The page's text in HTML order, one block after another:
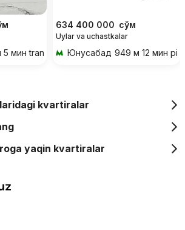
5 мин transportda
634 400 000 сўм
Uylar va uchastkalar
Юнусабад 949 м 12 мин
kvartiralar
yaqin kvartiralar